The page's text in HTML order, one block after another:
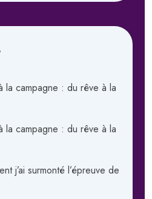
la campagne : du rêve à la
la campagne : du rêve à la
j’ai surmonté l’épreuve de